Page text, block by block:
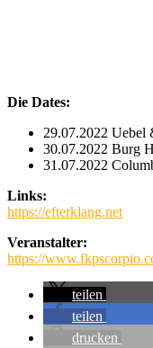
Die Dates:
29.07.2022 Uebel
30.07.2022 Burg
31.07.2022
Links:
https://efterklang.net
Veranstalter:
https://
teilen
teilen
drucken